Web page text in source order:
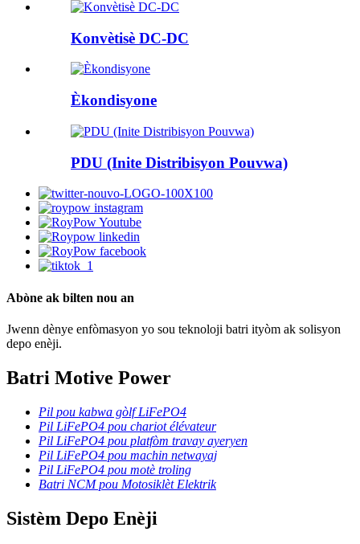
Konvètisè DC-DC
Èkondisyone
PDU (Inite Distribisyon Pouvwa)
Abòne ak bilten nou an
Jwenn dènye enfòmasyon yo sou teknoloji batri ityòm ak solisyon
depo enèji.
Batri Motive Power
Pil pou kabwa gòlf LiFePO4
Pil LiFePO4 pou chariot élévateur
Pil LiFePO4 pou platfòm travay ayeryen
Pil LiFePO4 pou machin netwayaj
Pil LiFePO4 pou motè troling
Batri NCM pou Motosiklèt Elektrik
Sistèm Depo Enèji